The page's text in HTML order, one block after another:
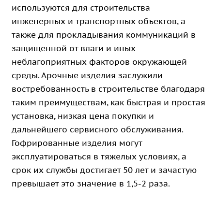
используются для строительства
инженерных и транспортных объектов, а
также для прокладывания коммуникаций в
защищенной от влаги и иных
неблагоприятных факторов окружающей
среды. Арочные изделия заслужили
востребованность в строительстве благодаря
таким преимуществам, как быстрая и простая
установка, низкая цена покупки и
дальнейшего сервисного обслуживания.
Гофрированные изделия могут
эксплуатироваться в тяжелых условиях, а
срок их службы достигает 50 лет и зачастую
превышает это значение в 1,5-2 раза.